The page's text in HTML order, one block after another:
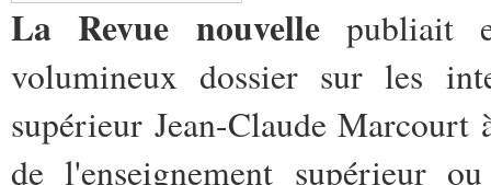
La Revue nouvellepubliait
volumineux dossier sur les
supérieur Jean-Claude
de l'enseignement supérieur